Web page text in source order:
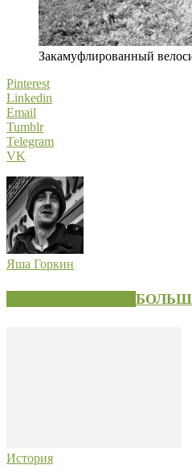
Закамуфлированный
Pinterest
Linkedin
Email
Tumblr
Telegram
VK
Яша Горкин
История